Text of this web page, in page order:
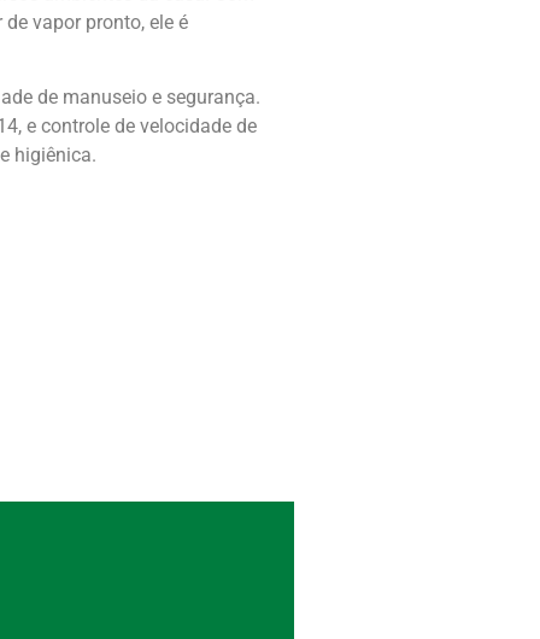
vapor pronto, ele é
de manuseio e segurança.
e controle de velocidade de
higiênica.